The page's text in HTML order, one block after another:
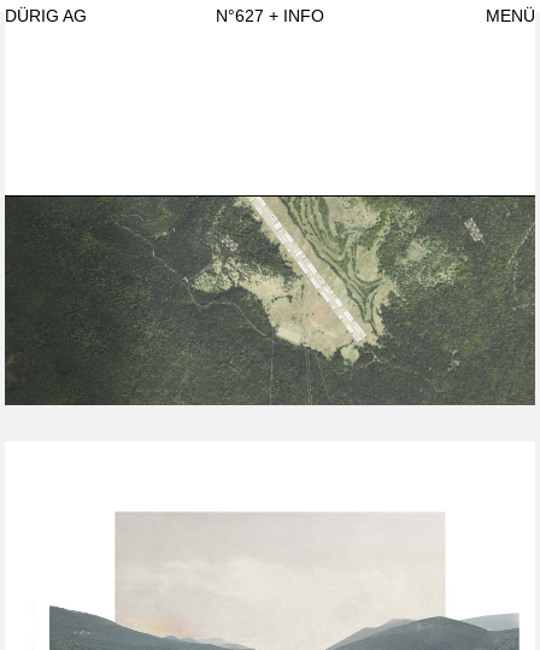
DÜRIG AG MENÜ
N°627 + INFO